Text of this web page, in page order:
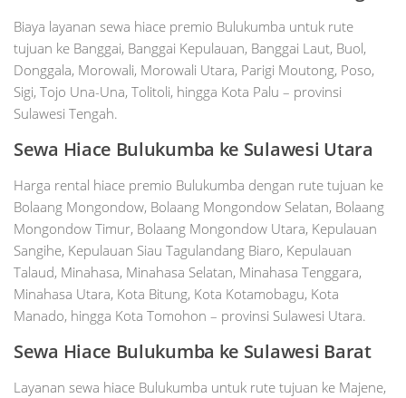
Biaya layanan sewa hiace premio Bulukumba untuk rute
tujuan ke Banggai, Banggai Kepulauan, Banggai Laut, Buol,
Donggala, Morowali, Morowali Utara, Parigi Moutong, Poso,
Sigi, Tojo Una-Una, Tolitoli, hingga Kota Palu – provinsi
Sulawesi Tengah.
Sewa Hiace Bulukumba ke Sulawesi Utara
Harga rental hiace premio Bulukumba dengan rute tujuan ke
Bolaang Mongondow, Bolaang Mongondow Selatan, Bolaang
Mongondow Timur, Bolaang Mongondow Utara, Kepulauan
Sangihe, Kepulauan Siau Tagulandang Biaro, Kepulauan
Talaud, Minahasa, Minahasa Selatan, Minahasa Tenggara,
Minahasa Utara, Kota Bitung, Kota Kotamobagu, Kota
Manado, hingga Kota Tomohon – provinsi Sulawesi Utara.
Sewa Hiace Bulukumba ke Sulawesi Barat
Layanan sewa hiace Bulukumba untuk rute tujuan ke Majene,